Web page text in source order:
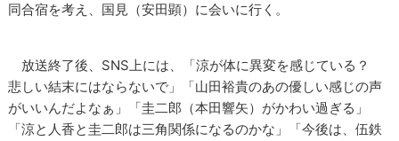
同合宿を考え、国見（安田顕）に会いに行く。
放送終了後、SNS上には、「涼が体に異変を感じている？
悲しい結末にはならないで」「山田裕貴のあの優しい感じの声
がいいんだよなぁ」「圭二郎（本田響矢）がかわい過ぎる」
「涼と人香と圭二郎は三角関係になるのかな」「今後は、伍鉄